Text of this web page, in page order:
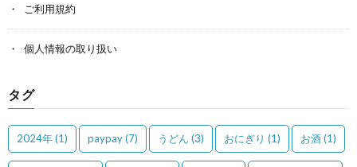
ご利用規約
個人情報の取り扱い
タグ
2024年(1) paypay(7) うどん (3) おにぎり (1) お酒(1)